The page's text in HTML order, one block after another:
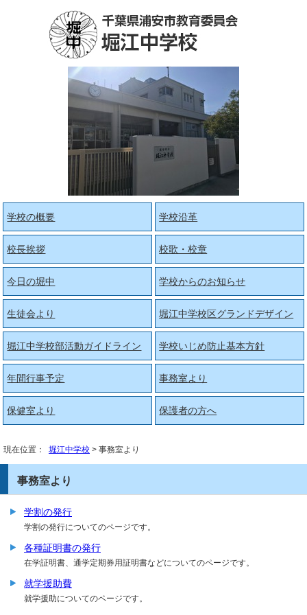
学校の概要 学校沿革
校長挨拶 校歌・校章
今日の堀中 学校からのお知らせ
生徒会より 堀江中学校区グランドデザイン
堀江中学校部活動ガイドライン 学校いじめ防止基本方針
年間行事予定 事務室より
保健室より 保護者の方へ
現在位置： 堀江中学校 > 事務室より
事務室より
学割の発行
学割の発行についてのページです。
各種証明書の発行
在学証明書、通学定期券用証明書などについてのページです。
就学援助費
就学援助についてのページです。